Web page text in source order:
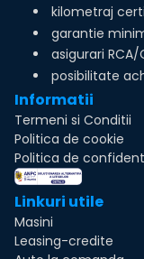
kilometraj
garantie
asigurari RCA/
posibilitate
Informatii
Termeni si Conditii
Politica de cookie
Politica de
Linkuri utile
Masini
Leasing-credite